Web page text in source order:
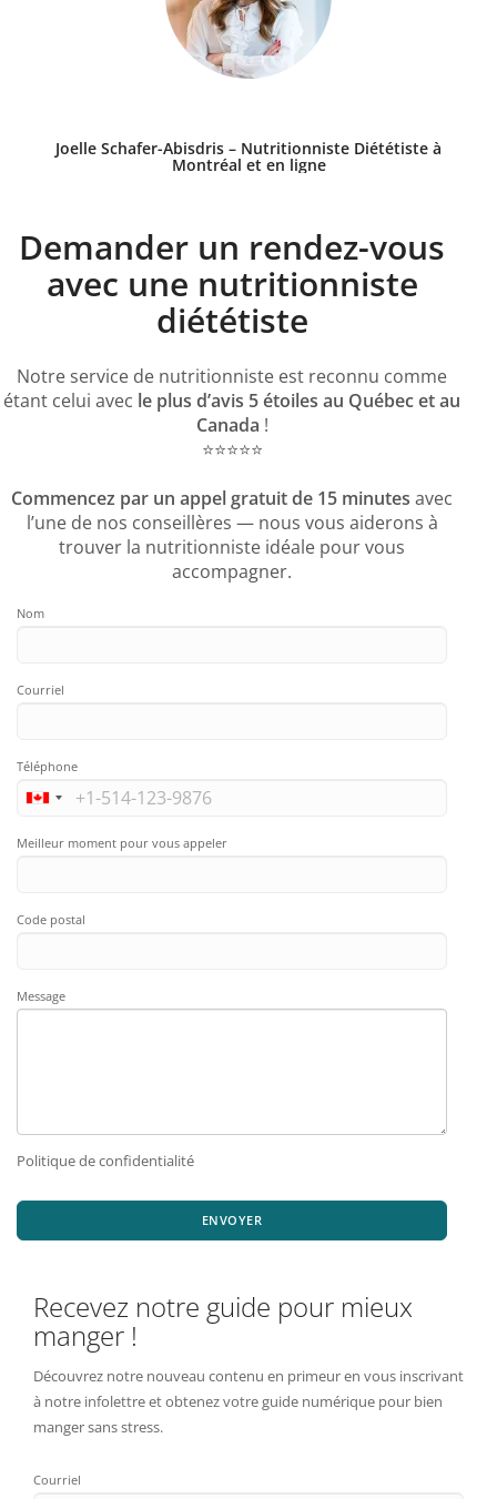
Joelle Schafer-Abisdris – Nutritionniste Diététiste à
Montréal et en ligne
Demander un rendez-vous
avec une nutritionniste
diététiste
Notre service de nutritionniste est reconnu comme
étant celui avec le plus d’avis 5 étoiles au Québec et au
Canada !
⭐️⭐️⭐️⭐️⭐️
Commencez par un appel gratuit de 15 minutes avec
l’une de nos conseillères — nous vous aiderons à
trouver la nutritionniste idéale pour vous
accompagner.
Nom
Courriel
Téléphone
Meilleur moment pour vous appeler
Code postal
Message
Politique de confidentialité
ENVOYER
Recevez notre guide pour mieux
manger !
Découvrez notre nouveau contenu en primeur en vous inscrivant
à notre infolettre et obtenez votre guide numérique pour bien
manger sans stress.
Courriel